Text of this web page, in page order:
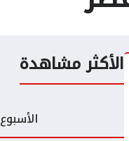
الأكثر مشاهدة
الأسبوع